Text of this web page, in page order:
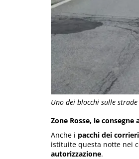
Uno dei blocchi sulle
Zone Rosse, le
Anche i pacchi dei
istituite questa notte nei
autorizzazione.